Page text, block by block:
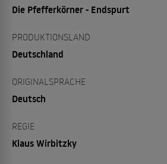
Die Pfefferkörner - Endspurt
PRODUKTIONSLAND
Deutschland
ORIGINALSPRACHE
Deutsch
REGIE
Klaus Wirbitzky